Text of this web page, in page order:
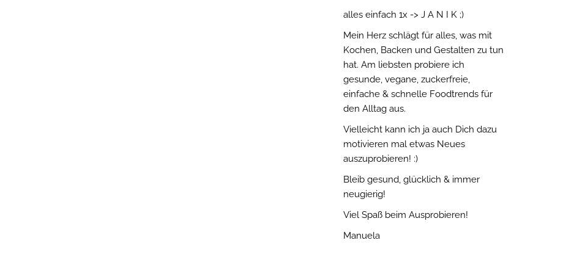
alles einfach 1x -> J A N I K ;)
Mein Herz schlägt für alles, was mit
Kochen, Backen und Gestalten zu tun
hat. Am liebsten probiere ich
gesunde, vegane, zuckerfreie,
einfache & schnelle Foodtrends für
den Alltag aus.
Vielleicht kann ich ja auch Dich dazu
motivieren mal etwas Neues
auszuprobieren! :)
Bleib gesund, glücklich & immer
neugierig!
Viel Spaß beim Ausprobieren!
Manuela